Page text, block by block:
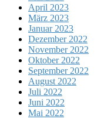
April 2023
März 2023
Januar 2023
Dezember 2022
November 2022
Oktober 2022
September 2022
August 2022
Juli 2022
Juni 2022
Mai 2022